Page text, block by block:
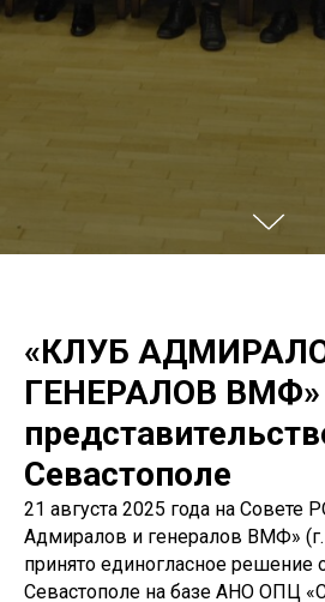
«КЛУБ
ГЕНЕРАЛОВ ВМФ»
Севастополе
21 августа 2025 года на Совете
Адмиралов и генералов ВМФ»
принято единогласное решение
Севастополе на базе АНО ОПЦ